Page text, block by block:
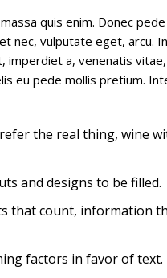
quis enim. Donec
nec, vulputate eget, arcu.
imperdiet a, venenatis
eu pede mollis pretium.
the real thing, wine
and designs to be filled.
that count, information
factors in favor of text.